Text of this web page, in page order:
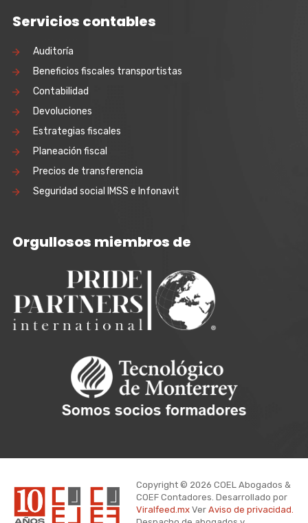
Servicios contables
Auditoría
Beneficios fiscales transportistas
Contabilidad
Devoluciones
Estrategias fiscales
Planeación fiscal
Precios de transferencia
Seguridad social IMSS e Infonavit
Orgullosos miembros de
Copyright © 2026 COEL Abogados &
COEF Contadores. Desarrollado por
Viralfeed.mxVer Aviso de privacidad.